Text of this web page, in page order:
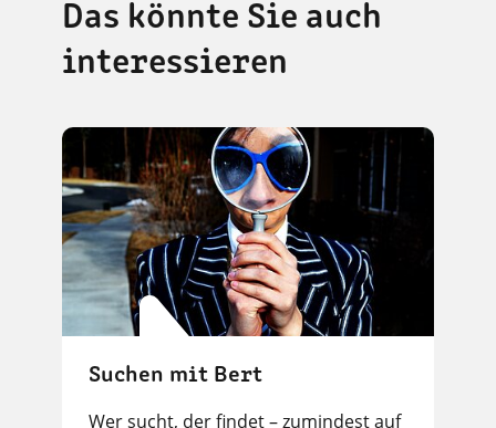
Das könnte Sie auch
interessieren
Suchen mit Bert
Wer sucht, der findet – zumindest auf